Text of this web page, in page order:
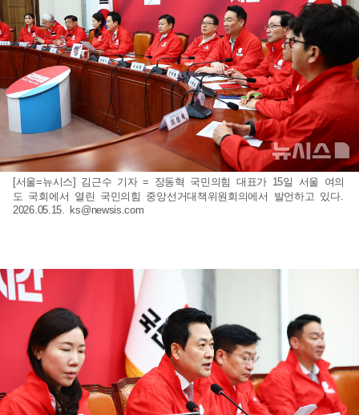
[서울=뉴시스] 김근수 기자 = 장동혁 국민의힘 대표가 15일 서울 여의
도 국회에서 열린 국민의힘 중앙선거대책위원회의에서 발언하고 있다.
2026.05.15. ks@newsis.com